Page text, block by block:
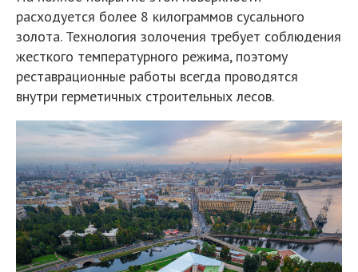
расходуется более 8 килограммов сусального
золота. Технология золочения требует соблюдения
жесткого температурного режима, поэтому
реставрационные работы всегда проводятся
внутри герметичных строительных лесов.